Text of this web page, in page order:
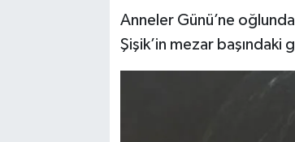
Anneler Günü’ne
Şişik’in mezar başındaki